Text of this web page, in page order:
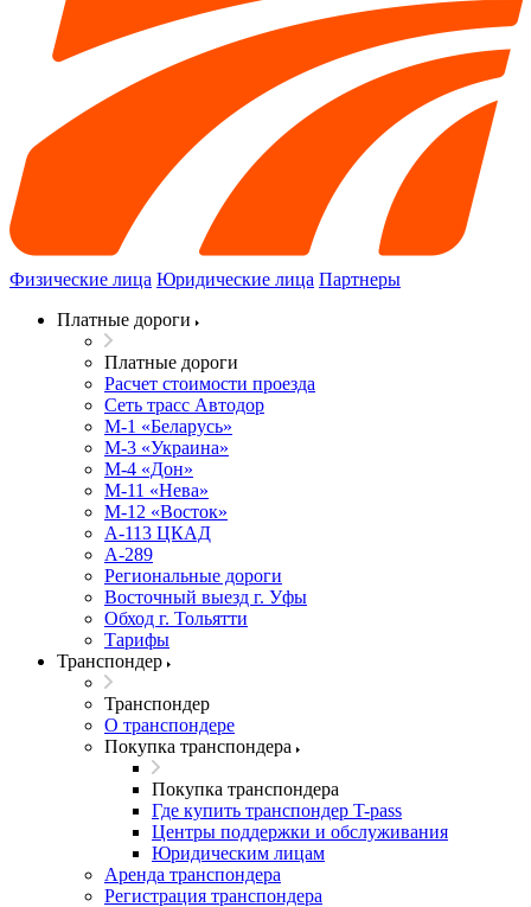
Физические лица Юридические лица Партнеры
Платные дороги
Платные дороги
Расчет стоимости проезда
Сеть трасс Автодор
М-1 «Беларусь»
М-3 «Украина»
М-4 «Дон»
М-11 «Нева»
М-12 «Восток»
А-113 ЦКАД
А-289
Региональные дороги
Восточный выезд г. Уфы
Обход г. Тольятти
Тарифы
Транспондер
Транспондер
О транспондере
Покупка транспондера
Покупка транспондера
Где купить транспондер T-pass
Центры поддержки и обслуживания
Юридическим лицам
Аренда транспондера
Регистрация транспондера